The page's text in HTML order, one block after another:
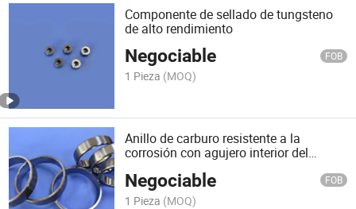
Componente de sellado de tungsteno
de alto rendimiento
Negociable FOB
1 Pieza (MOQ)
Anillo de carburo resistente a la
corrosión con agujero interior del
Negociable FOB
1 Pieza (MOQ)